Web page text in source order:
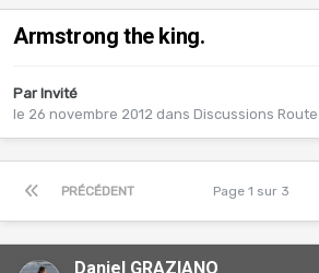
Armstrong the king.
Par Invité
le 26 novembre 2012 dans Discussions Route
PRÉCÉDENT Page 1 sur 3
Daniel GRAZIANO